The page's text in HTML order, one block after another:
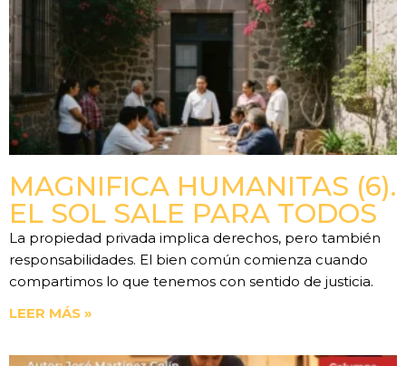
MAGNIFICA HUMANITAS (6).
EL SOL SALE PARA TODOS
La propiedad privada implica derechos, pero también
responsabilidades. El bien común comienza cuando
compartimos lo que tenemos con sentido de justicia.
LEER MÁS »